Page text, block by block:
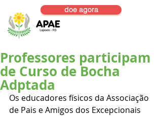
doe agora
Professores participam
de Curso de Bocha
Adptada
Os educadores físicos da Associação
de Pais e Amigos dos Excepcionais